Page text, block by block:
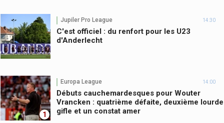
Jupiler Pro League 14:30
C'est officiel : du renfort pour les U23
d'Anderlecht
1
Europa League 14:00
Débuts cauchemardesques pour Wouter
Vrancken : quatrième défaite, deuxième lourde
gifle et un constat amer